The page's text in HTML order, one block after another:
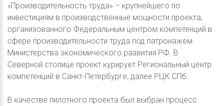
«Производительность труда» – крупнейшего по
инвестициям в производственные мощности проекта,
организованного Федеральным центром компетенций в
сфере производительности труда под патронажем
Министерства экономического развития РФ. В
Северной столице проект курирует Региональный центр
компетенций в Санкт-Петербурге, далее РЦК СПб.
В качестве пилотного проекта был выбран процесс